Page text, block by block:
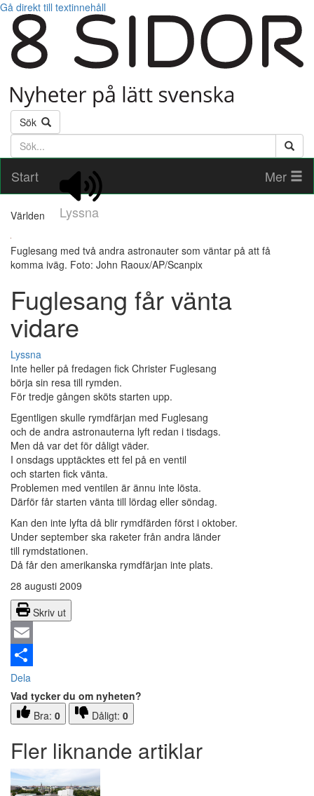
Gå direkt till textinnehåll
Sök
Söktext
Start
Lyssna
Mer
Världen
Fuglesang med två andra astronauter som väntar på att få
komma iväg. Foto: John Raoux/AP/Scanpix
Fuglesang får vänta
vidare
Lyssna
Inte heller på fredagen fick Christer Fuglesang
börja sin resa till rymden.
För tredje gången sköts starten upp.
Egentligen skulle rymdfärjan med Fuglesang
och de andra astronauterna lyft redan i tisdags.
Men då var det för dåligt väder.
I onsdags upptäcktes ett fel på en ventil
och starten fick vänta.
Problemen med ventilen är ännu inte lösta.
Därför får starten vänta till lördag eller söndag.
Kan den inte lyfta då blir rymdfärden först i oktober.
Under september ska raketer från andra länder
till rymdstationen.
Då får den amerikanska rymdfärjan inte plats.
28 augusti 2009
Skriv ut
Email
Dela
Vad tycker du om nyheten?
Bra: 0 Dåligt: 0
Fler liknande artiklar